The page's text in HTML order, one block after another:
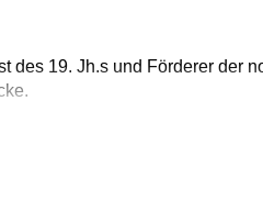
des 19. Jh.s und Förderer der